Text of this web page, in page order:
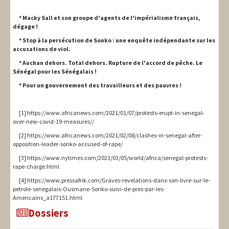
* Macky Sall et son groupe d'agents de l'impérialisme français,
dégage !
* Stop à la persécution de Sonko : une enquête indépendante sur les
accusations de viol.
* Auchan dehors. Total dehors. Rupture de l'accord de pêche. Le
Sénégal pour les Sénégalais !
* Pour un gouvernement des travailleurs et des pauvres !
[1] https://www.africanews.com/2021/01/07/protests-erupt-in-senegal-
over-new-covid-19-measures//
[2] https://www.africanews.com/2021/02/08/clashes-in-senegal-after-
opposition-leader-sonko-accused-of-rape/
[3] https://www.nytimes.com/2021/03/05/world/africa/senegal-protests-
rape-charge.html
[4] https://www.pressafrik.com/Graves-revelations-dans-son-livre-sur-le-
petrole-senegalais-Ousmane-Sonko-suivi-de-pres-par-les-
Americains_a177151.html
Dossiers